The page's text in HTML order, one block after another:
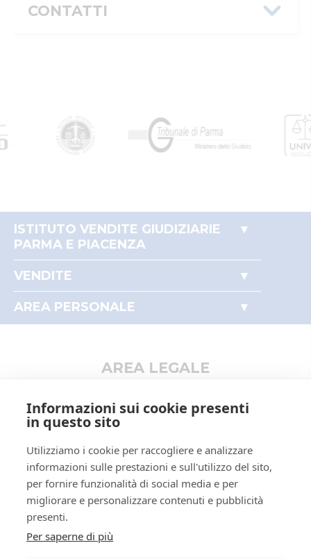
CONTATTI
DI PARMA E PIACENZA ISTITUTO VENDITE
GIUDIZIARIE
Email/PEC: isvegi@ivgparma.it
ISTITUTO VENDITE GIUDIZIARIE
PARMA E PIACENZA
Perché comprare all'asta
Partecipare alle aste
VENDITE
Beni mobili
AREA PERSONALE
Il mio profilo
AREA LEGALE
Trattamento dati personali
Regolamento di partecipazione alle vendite
telematiche
Informativa cookie
Requisiti tecnici
Informazioni sui cookie presenti
in questo sito
Utilizziamo i cookie per raccogliere e analizzare
informazioni sulle prestazioni e sull'utilizzo del sito,
per fornire funzionalità di social media e per
migliorare e personalizzare contenuti e pubblicità
presenti.
Per saperne di più